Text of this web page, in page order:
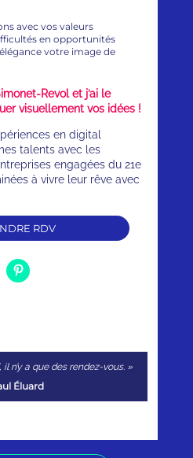
avec vos valeurs
en opportunités
votre image de
Revol et j’ai le
visuellement vos idées !
en digital
talents avec les
engagées du 21e
à vivre leur rêve avec
RDV
il n’y a que des rendez-vous. »
Éluard